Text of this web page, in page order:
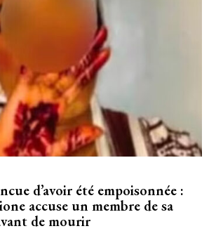
d’avoir été empoisonnée :
accuse un membre de sa
de mourir